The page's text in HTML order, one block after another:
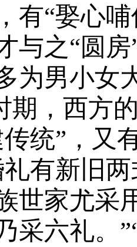
有“娶心
与之“圆
为男小女
期，西方
统”，又
有新旧
世家尤采
采六礼。